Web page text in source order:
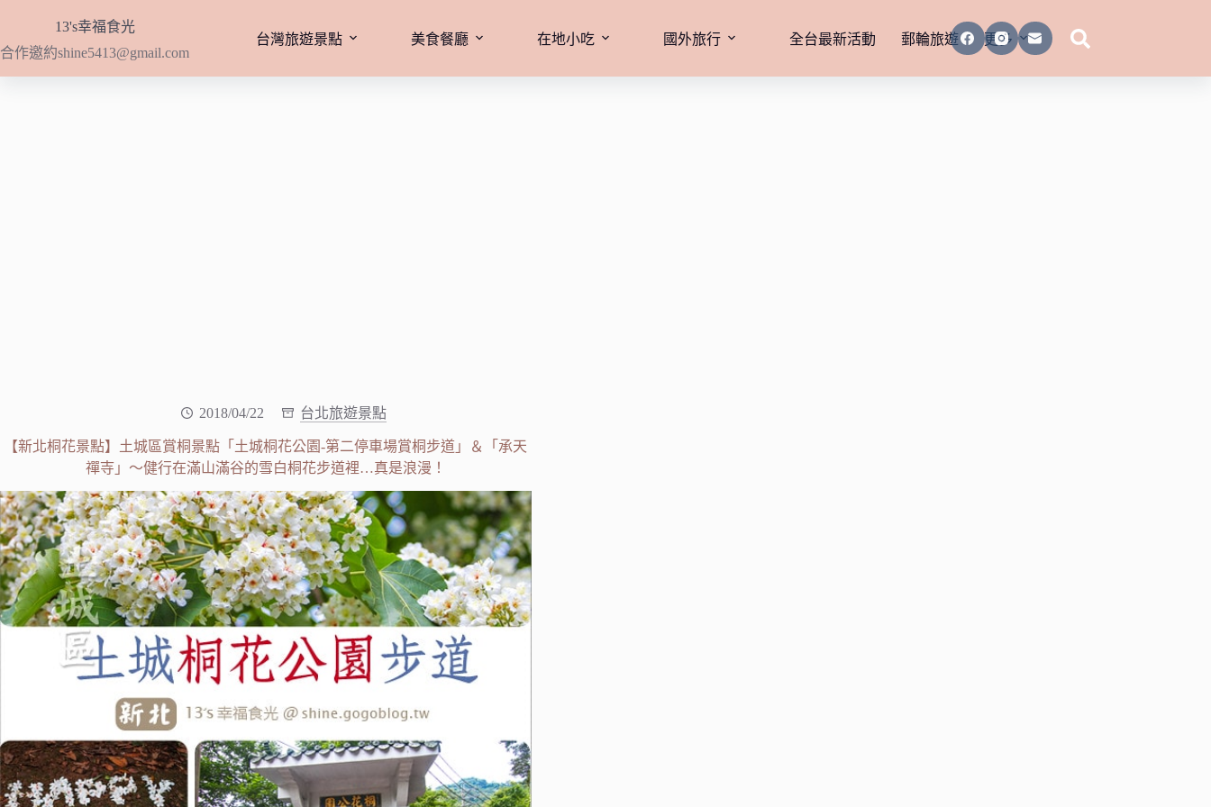
主
要
13's幸福食光
合作邀約shine5413@gmail.com
台灣旅遊景點 美食餐廳 在地小吃 國外旅行 全台最新活動 郵輪旅遊 更多
2018/04/22 台北旅遊景點
【新北桐花景點】土城區賞桐景點「土城桐花公園-第二停車場賞桐步道」＆「承天
禪寺」～健行在滿山滿谷的雪白桐花步道裡…真是浪漫！